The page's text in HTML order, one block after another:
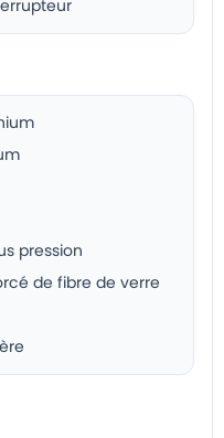
pression
de fibre de verre